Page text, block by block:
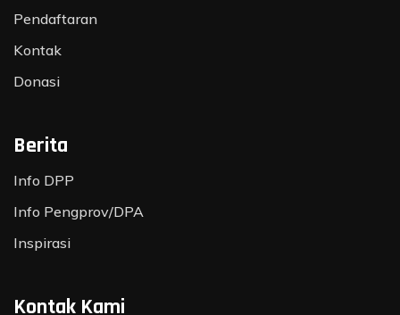
Pendaftaran
Kontak
Donasi
Berita
Info DPP
Info Pengprov/DPA
Inspirasi
Kontak Kami